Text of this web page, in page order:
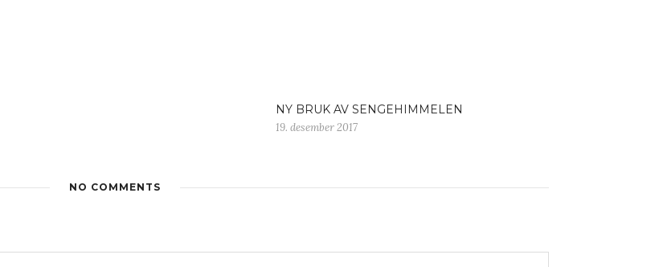
NY BRUK AV SENGEHIMMELEN
19. desember 2017
NO COMMENTS